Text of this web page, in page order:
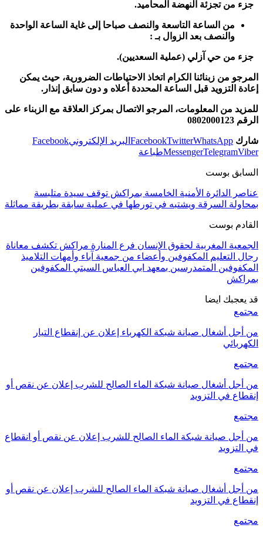
جزء من تجزئة النهضة المحاميد.
من الساعة التاسعة والنصف صباحا إلى غاية الساعة الواحدة
والنصف بعد الزوال بـ :
جزء من حي آزلي (عملية السعديين).
المرجو من زبنائنا الكرام اتخاذ الاحتياطات الضرورية، حيث يمكن
إعادة التزويد قبل الساعة المحددة أعلاه و دون سابق إنذار.
للمزيد من المعلومات، المرجو الاتصال بمركز العلاقة مع الزبناء على
الرقم 0802000123
شارك FacebookTwitterWhatsApp البريد الإلكترونيFacebook
MessengerTelegramViber طباعة
السابق بوست
عناصر الدائرة الأمنية الخامسة بمراكش توقف سيدة متلبسة
بمحاولة السرقة ويشتبه في تورطها في عملية سابقة بطريقة مماثلة
القادم بوست
الجمعية المغربية لحقوق الإنسان فرع المنارة مراكش تكشف معاناة
رجال التعليم المكفوفين وأعضاء من جمعية آباء وأمهات التلاميذ
المكفوفين المتمدرسين بمعهد ابي العباس السبتي المكفوفين
بمراكش
قد يعجبك ايضا
مجتمع
من أجل أشغال صيانة شبكة الكهرباء إعلان عن إنقطاع التيار
الكهربائي
مجتمع
من أجل أشغال صيانة شبكة الماء الصالح للشرب إعلان عن نقص أو
إنقطاع في التزويد
مجتمع
من أجل صيانة شبكة الماء الصالح للشرب إعلان عن نقص أو انقطاع
في التزويد
مجتمع
من أجل أشغال صيانة شبكة الماء الصالح للشرب إعلان عن نقص أو
إنقطاع في التزويد
مجتمع